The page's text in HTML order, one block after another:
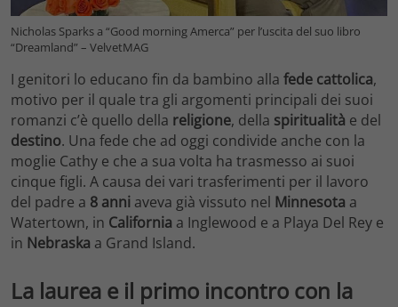
Nicholas Sparks a “Good morning Amerca” per l’uscita del suo libro
“Dreamland” – VelvetMAG
I genitori lo educano fin da bambino alla fede cattolica,
motivo per il quale tra gli argomenti principali dei suoi
romanzi c’è quello della religione, della spiritualità e del
destino. Una fede che ad oggi condivide anche con la
moglie Cathy e che a sua volta ha trasmesso ai suoi
cinque figli. A causa dei vari trasferimenti per il lavoro
del padre a 8 anni aveva già vissuto nel Minnesota a
Watertown, in California a Inglewood e a Playa Del Rey e
in Nebraska a Grand Island.
La laurea e il primo incontro con la